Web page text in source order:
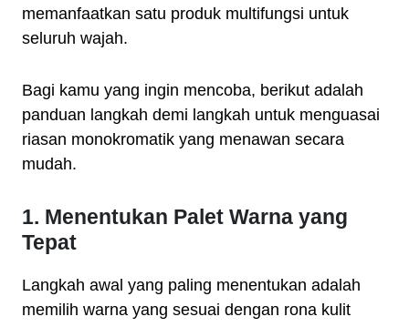
memanfaatkan satu produk multifungsi untuk
seluruh wajah.
Bagi kamu yang ingin mencoba, berikut adalah
panduan langkah demi langkah untuk menguasai
riasan monokromatik yang menawan secara
mudah.
1. Menentukan Palet Warna yang
Tepat
Langkah awal yang paling menentukan adalah
memilih warna yang sesuai dengan rona kulit